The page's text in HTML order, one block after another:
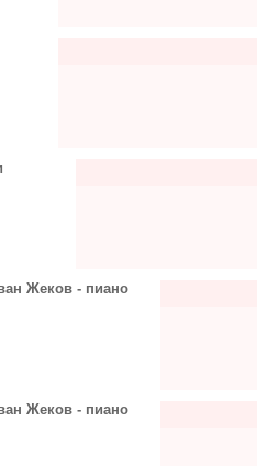
Жеков - пиано
Жеков - пиано